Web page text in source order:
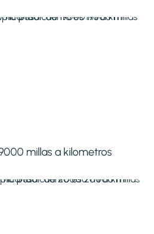
millas a kilometros